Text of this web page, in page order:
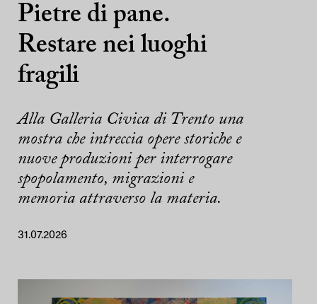
Pietre di pane.
Restare nei luoghi
fragili
Alla Galleria Civica di Trento una
mostra che intreccia opere storiche e
nuove produzioni per interrogare
spopolamento, migrazioni e
memoria attraverso la materia.
31.07.2026